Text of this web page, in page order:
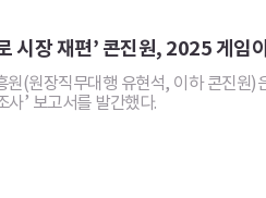
시장 재편’ 콘진원, 2025 게임
(원장직무대행 유현석, 이하 콘진원)
’ 보고서를 발간했다.